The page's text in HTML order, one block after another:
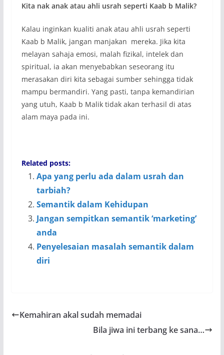
Kita nak anak atau ahli usrah seperti Kaab b Malik?
Kalau inginkan kualiti anak atau ahli usrah seperti
Kaab b Malik, jangan manjakan mereka. Jika kita
melayan sahaja emosi, malah fizikal, intelek dan
spiritual, ia akan menyebabkan seseorang itu
merasakan diri kita sebagai sumber sehingga tidak
mampu bermandiri. Yang pasti, tanpa kemandirian
yang utuh, Kaab b Malik tidak akan terhasil di atas
alam maya pada ini.
Related posts:
Apa yang perlu ada dalam usrah dan
tarbiah?
Semantik dalam Kehidupan
Jangan sempitkan semantik ‘marketing’
anda
Penyelesaian masalah semantik dalam
diri
Kemahiran akal sudah memadai
Bila jiwa ini terbang ke sana…